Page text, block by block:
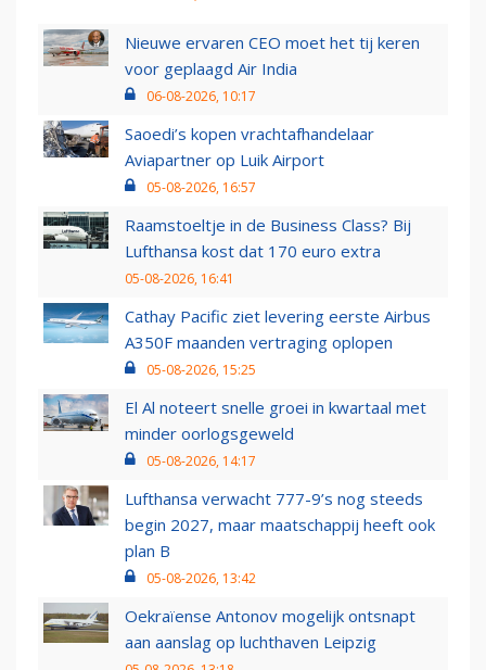
Nieuwe ervaren CEO moet het tij keren
voor geplaagd Air India
06-08-2026, 10:17
Saoedi’s kopen vrachtafhandelaar
Aviapartner op Luik Airport
05-08-2026, 16:57
Raamstoeltje in de Business Class? Bij
Lufthansa kost dat 170 euro extra
05-08-2026, 16:41
Cathay Pacific ziet levering eerste Airbus
A350F maanden vertraging oplopen
05-08-2026, 15:25
El Al noteert snelle groei in kwartaal met
minder oorlogsgeweld
05-08-2026, 14:17
Lufthansa verwacht 777-9’s nog steeds
begin 2027, maar maatschappij heeft ook
plan B
05-08-2026, 13:42
Oekraïense Antonov mogelijk ontsnapt
aan aanslag op luchthaven Leipzig